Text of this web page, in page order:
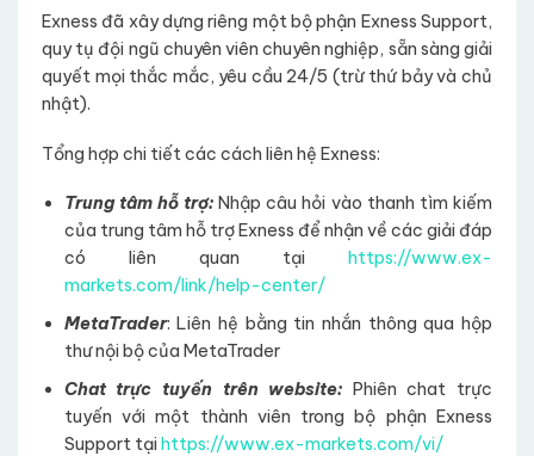
Exness đã xây dựng riêng một bộ phận Exness Support,
quy tụ đội ngũ chuyên viên chuyên nghiệp, sẵn sàng giải
quyết mọi thắc mắc, yêu cầu 24/5 (trừ thứ bảy và chủ
nhật).
Tổng hợp chi tiết các cách liên hệ Exness:
Trung tâm hỗ trợ: Nhập câu hỏi vào thanh tìm kiếm
của trung tâm hỗ trợ Exness để nhận về các giải đáp
có liên quan tại
https://www.ex-
markets.com/link/help-center/
MetaTrader: Liên hệ bằng tin nhắn thông qua hộp
thư nội bộ của MetaTrader
Chat trực tuyến trên website: Phiên chat trực
tuyến với một thành viên trong bộ phận Exness
Support tại https://www.ex-markets.com/vi/